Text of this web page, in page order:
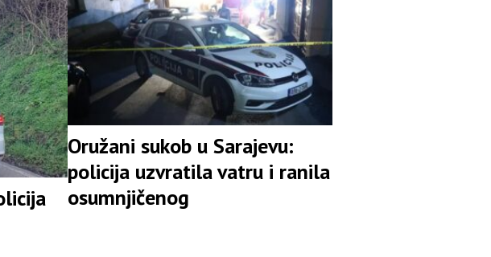
Oružani sukob u Sarajevu:
policija uzvratila vatru i ranila
osumnjičenog